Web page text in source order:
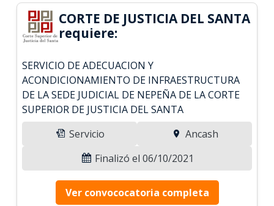
CORTE DE JUSTICIA DEL SANTA
requiere:
SERVICIO DE ADECUACION Y
ACONDICIONAMIENTO DE INFRAESTRUCTURA
DE LA SEDE JUDICIAL DE NEPEÑA DE LA CORTE
SUPERIOR DE JUSTICIA DEL SANTA
Servicio
Ancash
Finalizó el 06/10/2021
Ver convococatoria completa